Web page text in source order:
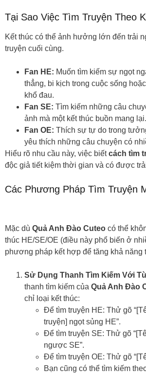
Tại Sao Việc Tìm Truyện Theo
Kết thúc có thể ảnh hưởng lớn đến trải
truyện cuối cùng.
Fan HE: Muốn tìm kiếm sự ngọt
thẳng, bi kịch trong cuộc sống
khổ đau.
Fan SE: Tìm kiếm những câu
ảnh mà một kết thúc buồn mang lại.
Fan OE: Thích sự tự do trong
yêu thích những câu chuyện có
Hiểu rõ nhu cầu này, việc biếtcách tìm
độc giả tiết kiệm thời gian và có được
Các Phương Pháp Tìm Truyện
Mặc dù Quả Anh Đào Cuteo có thể
thúc HE/SE/OE (điều này phổ biến ở
phương pháp kết hợp để tăng khả
Sử Dụng Thanh Tìm Kiếm Với
thanh tìm kiếm của Quả Anh Đào
chỉ loại kết thúc:
Để tìm truyện HE: Thử gõ
truyện] ngọt sủng HE”.
Để tìm truyện SE: Thử gõ
ngược SE”.
Để tìm truyện OE: Thử gõ
Bạn cũng có thể tìm kiếm